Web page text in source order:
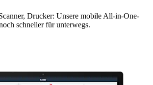
Drucker: Unsere mobile All-in-One-
schneller für unterwegs.